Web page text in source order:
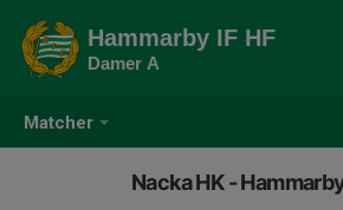
Matcher
Hammarby IF HF
Damer A
Nacka HK -